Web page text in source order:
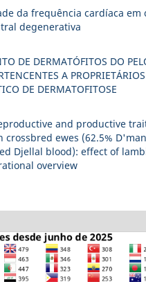
da frequência cardíaca em
degenerativa
DE DERMATÓFITOS DO
A
DE DERMATOFITOSE
and productive
crossbred ewes (62.5%
Djellal blood): effect of
overview